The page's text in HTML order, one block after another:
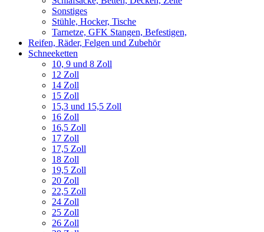
Sonstiges
Stühle, Hocker, Tische
Tarnetze, GFK Stangen, Befestigen,
Reifen, Räder, Felgen und Zubehör
Schneeketten
10, 9 und 8 Zoll
12 Zoll
14 Zoll
15 Zoll
15,3 und 15,5 Zoll
16 Zoll
16,5 Zoll
17 Zoll
17,5 Zoll
18 Zoll
19,5 Zoll
20 Zoll
22,5 Zoll
24 Zoll
25 Zoll
26 Zoll